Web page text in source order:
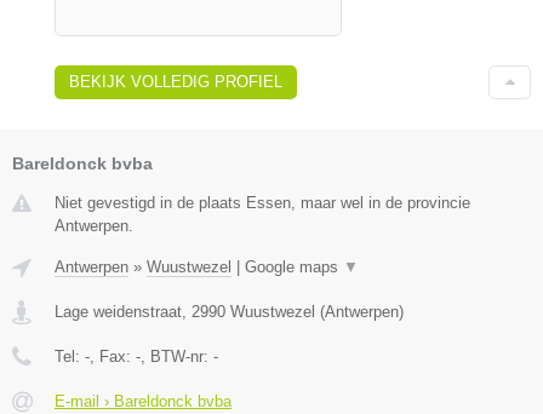
BEKIJK VOLLEDIG PROFIEL
Bareldonck bvba
Niet gevestigd in de plaats Essen, maar wel in de provincie
Antwerpen.
Antwerpen » Wuustwezel Google maps ▼
Lage weidenstraat 2990 Wuustwezel (Antwerpen)
Tel: - , Fax: - , BTW-nr: -
E-mail › Bareldonck bvba